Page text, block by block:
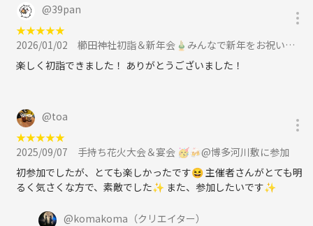
@39pan
★★★★★
2026/01/02
櫛田神社初詣＆新年会🎍みんなで新年をお祝いしよ〜🍻に参加
楽しく初詣できました！ ありがとうございました！
@toa
★★★★★
2025/09/07
手持ち花火大会＆宴会 🥳🍻@博多河川敷に参加
初参加でしたが、とても楽しかったです😆 主催者さんがとても明
るく気さくな方で、素敵でした✨ また、参加したいです✨
@komakoma （クリエイター）